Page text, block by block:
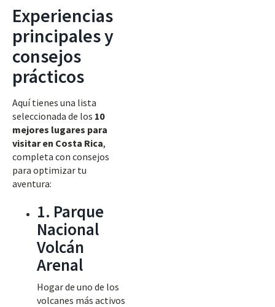
Experiencias
principales y
consejos
prácticos
Aquí tienes una lista
seleccionada de los 10
mejores lugares para
visitar en Costa Rica,
completa con consejos
para optimizar tu
aventura:
1. Parque
Nacional
Volcán
Arenal
Hogar de uno de los
volcanes más activos